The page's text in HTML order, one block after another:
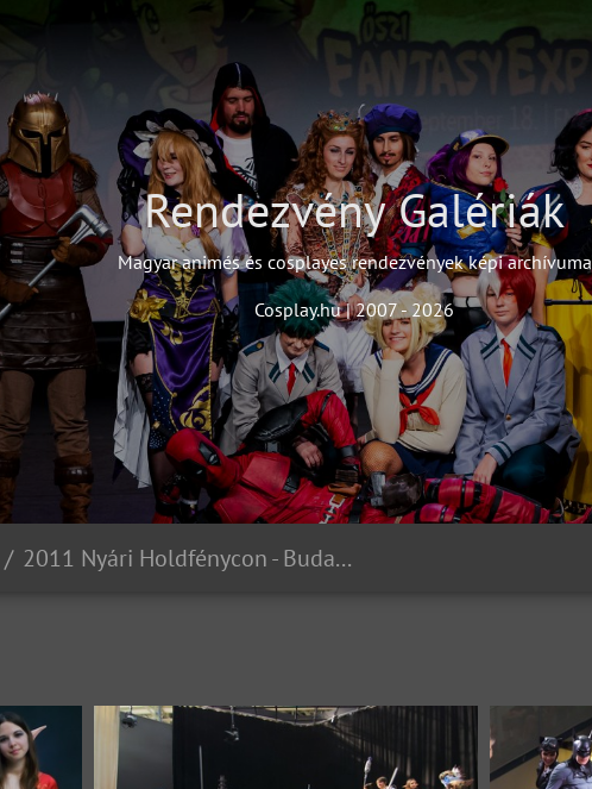
Rendezvény Galériák
Magyar animés és cosplayes rendezvények képi archívuma
Cosplay.hu | 2007 - 2026
2011 Nyári Holdfénycon - Budai Benjámin